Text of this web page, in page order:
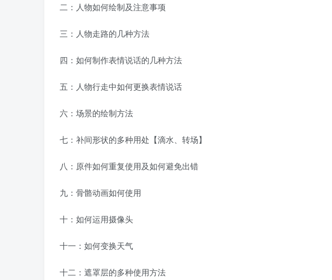
二：人物如何绘制及注意事项
三：人物走路的几种方法
四：如何制作表情说话的几种方法
五：人物行走中如何更换表情说话
六：场景的绘制方法
七：补间形状的多种用处【滴水、转场】
八：原件如何重复使用及如何避免出错
九：骨骼动画如何使用
十：如何运用摄像头
十一：如何变换天气
十二：遮罩层的多种使用方法